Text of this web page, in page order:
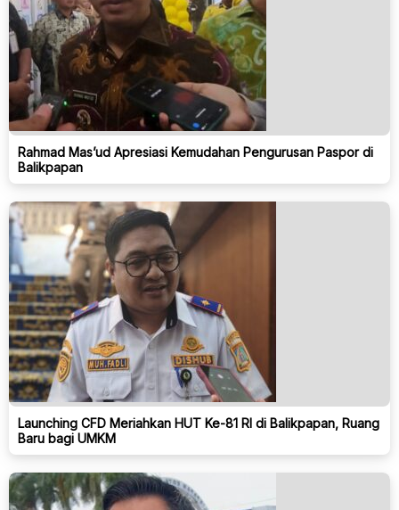
Rahmad Mas’ud Apresiasi Kemudahan Pengurusan Paspor di
Balikpapan
Launching CFD Meriahkan HUT Ke-81 RI di Balikpapan, Ruang
Baru bagi UMKM